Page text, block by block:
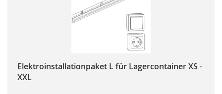
Elektroinstallationpaket L für Lagercontainer XS -
XXL